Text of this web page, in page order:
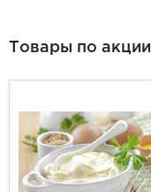
Товары по акции